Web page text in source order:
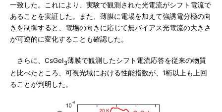
一致した。これにより、実験で観測された光電流がシフト電流で
あることを実証した。また、薄膜に電場を加えて強誘電分極の向
きを制御すると、電場の向きに応じて無バイアス光電流の大きさ
が可逆的に変化することも確認した。
さらに、CsGeI3薄膜で観測したシフト電流応答を従来の物質
と比べたところ、可視光域における性能指数が、1桁以上も上回
ることが判明した。